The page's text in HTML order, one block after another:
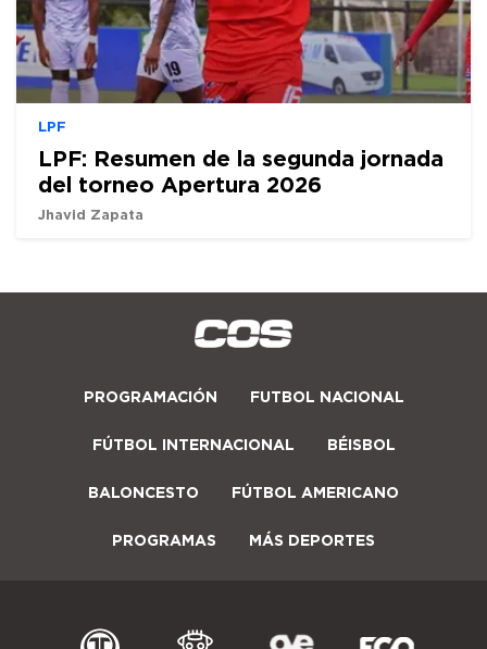
LPF
LPF: Resumen de la segunda jornada
del torneo Apertura 2026
Jhavid Zapata
PROGRAMACIÓN FUTBOL NACIONAL
FÚTBOL INTERNACIONAL BÉISBOL
BALONCESTO FÚTBOL AMERICANO
PROGRAMAS MÁS DEPORTES